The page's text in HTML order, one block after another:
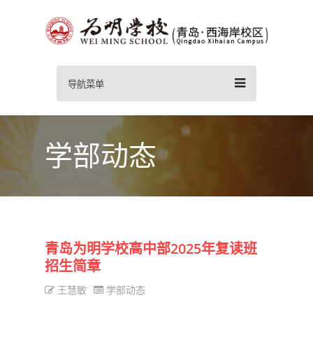
导航菜单
学部动态
青岛为明学校高中部2025年复读班
招生简章
王慧敏 学部动态